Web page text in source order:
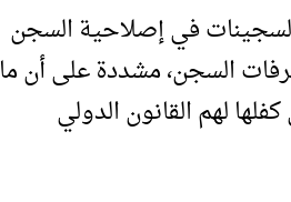
في إصلاحية السجن
السجن، مشددة على أن ما
لهم القانون الدولي